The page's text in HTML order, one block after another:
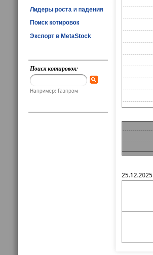
Лидеры роста и падения
Поиск котировок
Экспорт в MetaStock
Поиск котировок:
Например: Газпром
25.12.2025